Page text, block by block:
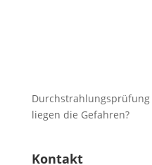
liegen die Gefahren?
Kontakt